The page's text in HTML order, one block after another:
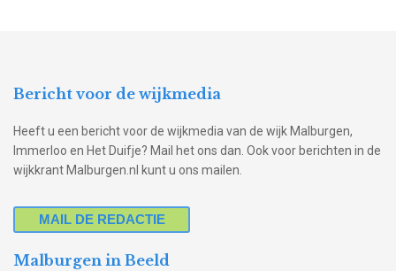
Bericht voor de wijkmedia
Heeft u een bericht voor de wijkmedia van de wijk Malburgen,
Immerloo en Het Duifje? Mail het ons dan. Ook voor berichten in de
wijkkrant Malburgen.nl kunt u ons mailen.
MAIL DE REDACTIE
Malburgen in Beeld